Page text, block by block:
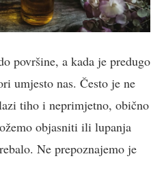
površine, a kada je predugo
umjesto nas. Često je ne
tiho i neprimjetno, obično
objasniti ili lupanja
Ne prepoznajemo je